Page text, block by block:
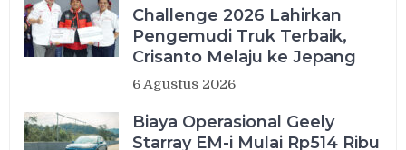
Challenge 2026 Lahirkan
Pengemudi Truk Terbaik,
Crisanto Melaju ke Jepang
6 Agustus 2026
Biaya Operasional Geely
Starray EM-i Mulai Rp514 Ribu